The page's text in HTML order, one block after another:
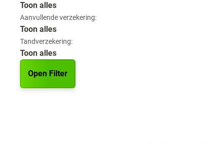
Toon alles
Aanvullende verzekering:
Toon alles
Tandverzekering:
Toon alles
Open Filter